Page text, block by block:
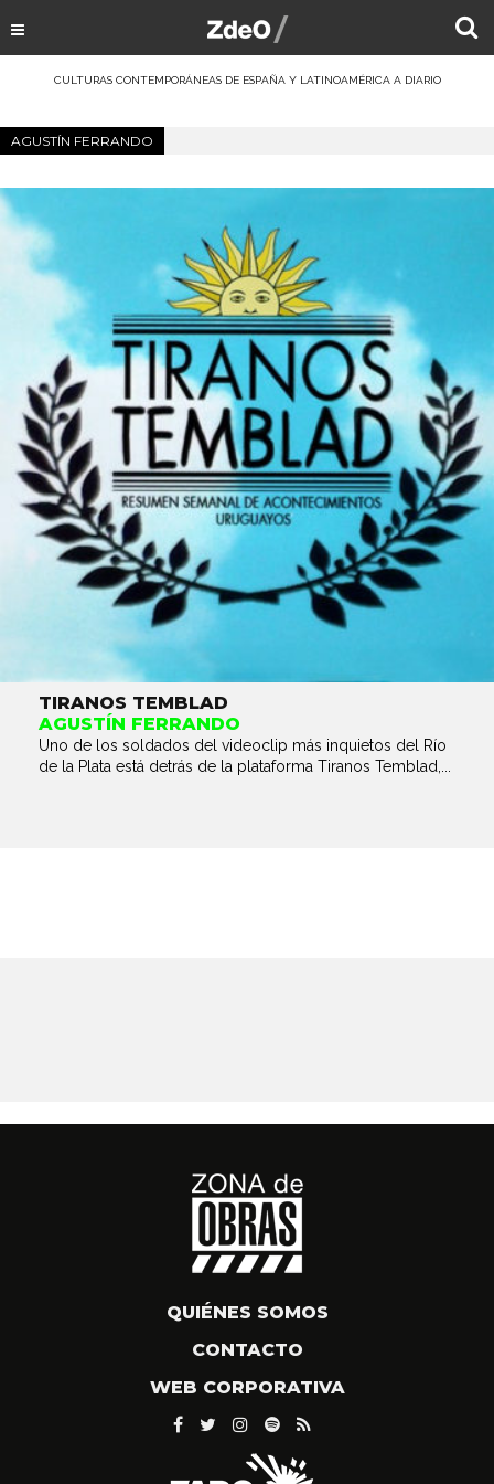
CULTURAS CONTEMPORÁNEAS DE ESPAÑA Y LATINOAMÉRICA A DIARIO
AGUSTÍN FERRANDO
TIRANOS TEMBLAD
AGUSTÍN FERRANDO
Uno de los soldados del videoclip más inquietos del Río
de la Plata está detrás de la plataforma Tiranos Temblad,...
QUIÉNES SOMOS
CONTACTO
WEB CORPORATIVA